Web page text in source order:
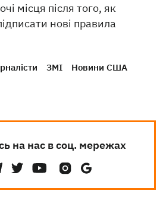
місця після того, як
нові правила
ЗМІ
Новини США
на нас в соц. мережах